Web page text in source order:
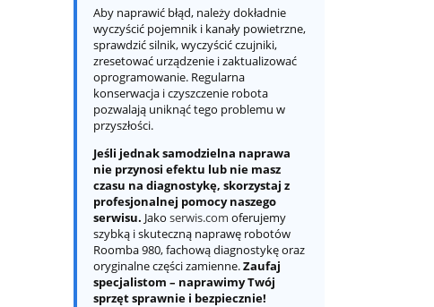
Aby naprawić błąd, należy dokładnie
wyczyścić pojemnik i kanały powietrzne,
sprawdzić silnik, wyczyścić czujniki,
zresetować urządzenie i zaktualizować
oprogramowanie. Regularna
konserwacja i czyszczenie robota
pozwalają uniknąć tego problemu w
przyszłości.
Jeśli jednak samodzielna naprawa
nie przynosi efektu lub nie masz
czasu na diagnostykę, skorzystaj z
profesjonalnej pomocy naszego
serwisu. Jako serwis.com oferujemy
szybką i skuteczną naprawę robotów
Roomba 980, fachową diagnostykę oraz
oryginalne części zamienne.Zaufaj
specjalistom – naprawimy Twój
sprzęt sprawnie i bezpiecznie!